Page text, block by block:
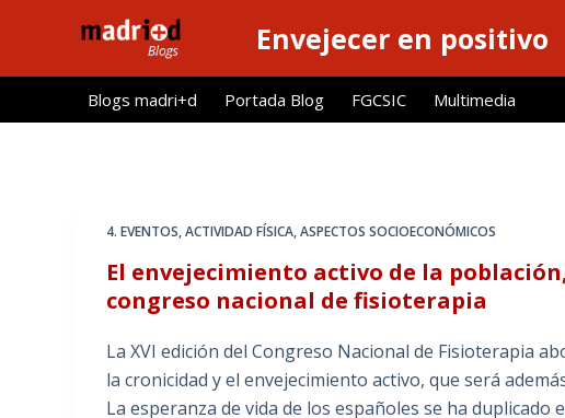
l
Envejecer en positivo
Blogs madri+d Portada Blog FGCSIC Multimedia
4. EVENTOS,ACTIVIDAD FÍSICA,ASPECTOS SOCIOECONÓMICOS
El envejecimiento activo de la
congreso nacional de fisioterapia
La XVI edición del Congreso Nacional de Fisioterapia
la cronicidad y el envejecimiento activo, que será
La esperanza de vida de los españoles se ha